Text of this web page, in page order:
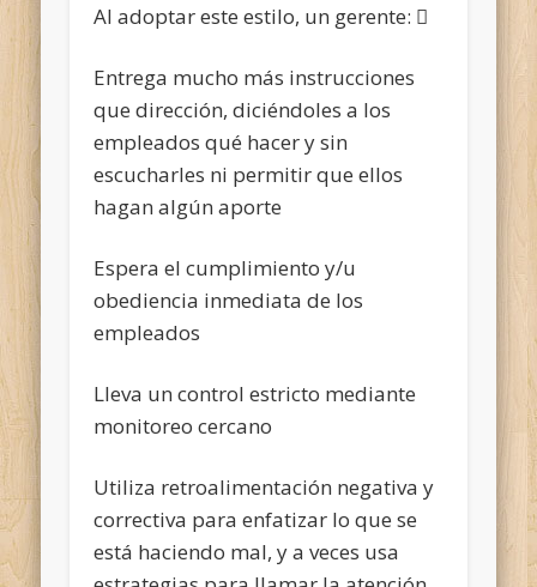
Al adoptar este estilo, un gerente: 
Entrega mucho más instrucciones
que dirección, diciéndoles a los
empleados qué hacer y sin
escucharles ni permitir que ellos
hagan algún aporte
Espera el cumplimiento y/u
obediencia inmediata de los
empleados
Lleva un control estricto mediante
monitoreo cercano
Utiliza retroalimentación negativa y
correctiva para enfatizar lo que se
está haciendo mal, y a veces usa